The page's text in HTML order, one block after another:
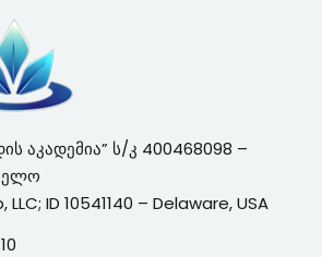
აკადემია” ს/კ 400468098 –
ID 10541140 – Delaware, USA